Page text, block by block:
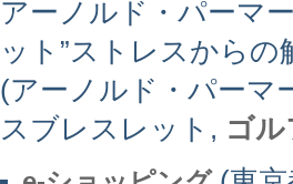
アーノルド・パーマ
ット”ストレスから
(アーノルド・パー
スブレスレット, ゴル